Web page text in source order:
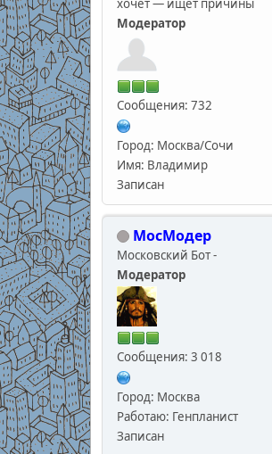
Модератор
Сообщения: 732
Город: Москва/Сочи
Имя: Владимир
Записан
МосМодер
Московский Бот -
Модератор
Сообщения: 3 018
Город: Москва
Работаю: Генпланист
Записан